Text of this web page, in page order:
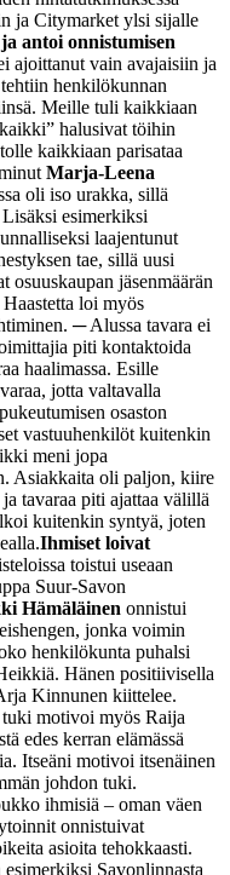
ja Citymarket ylsi sijalle
antoi onnistumisen
ajoittanut vain avajaisiin ja
henkilökunnan
Meille tuli kaikkiaan
halusivat töihin
kaikkiaan parisataa
Marja-Leena
oli iso urakka, sillä
esimerkiksi
laajentunut
tae, sillä uusi
osuuskaupan jäsenmäärän
Haastetta loi myös
─ Alussa tavara ei
piti kontaktoida
haalimassa. Esille
jotta valtavalla
osaston
vastuuhenkilöt kuitenkin
meni jopa
Asiakkaita oli paljon, kiire
tavaraa piti ajattaa välillä
kuitenkin syntyä, joten
Ihmiset loivat
toistui useaan
Suur-Savon
Hämäläinen onnistui
jonka voimin
henkilökunta puhalsi
Hänen positiivisella
Kinnunen kiittelee.
motivoi myös Raija
edes kerran elämässä
Itseäni motivoi itsenäinen
johdon tuki.
ihmisiä – oman väen
onnistuivat
asioita tehokkaasti.
esimerkiksi Savonlinnasta